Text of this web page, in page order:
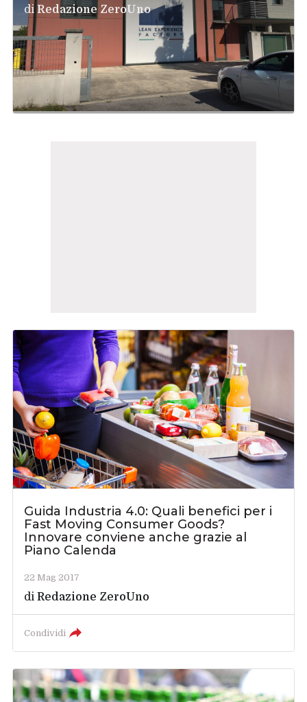
diRedazione ZeroUno
Guida Industria 4.0: Quali benefici per i
Fast Moving Consumer Goods?
Innovare conviene anche grazie al
Piano Calenda
22 Mag 2017
diRedazione ZeroUno
Condividi